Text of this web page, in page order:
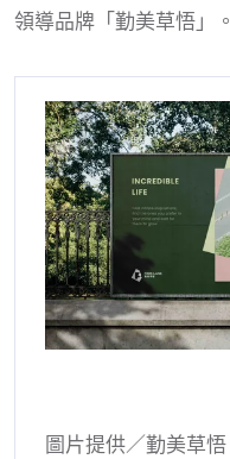
領導品牌「勤美草悟」。
圖片提供／勤美草悟